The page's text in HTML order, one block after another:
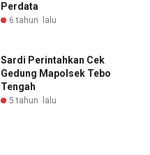
Perdata
6 tahun lalu
Sardi Perintahkan Cek
Gedung Mapolsek Tebo
Tengah
5 tahun lalu